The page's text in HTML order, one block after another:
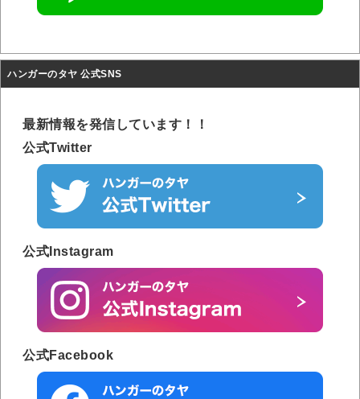
ハンガーのタヤ 公式SNS
最新情報を発信しています！！
公式Twitter
公式Instagram
公式Facebook